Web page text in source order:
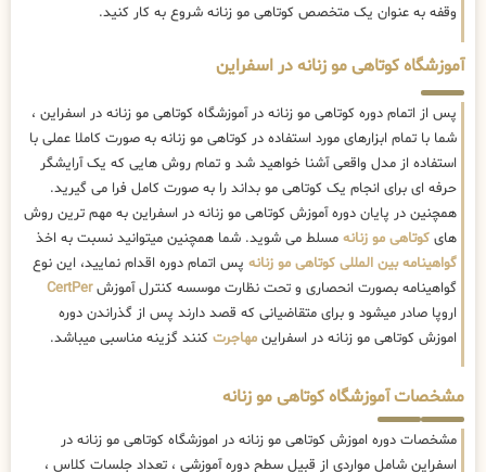
وقفه به عنوان یک متخصص کوتاهی مو زنانه شروع به کار کنید.
آموزشگاه کوتاهی مو زنانه در اسفراین
پس از اتمام دوره کوتاهی مو زنانه در آموزشگاه کوتاهی مو زنانه در اسفراین ،
شما با تمام ابزارهای مورد استفاده در کوتاهی مو زنانه به صورت کاملا عملی با
استفاده از مدل واقعی آشنا خواهید شد و تمام روش هایی که یک آرایشگر
حرفه ای برای انجام یک کوتاهی مو بداند را به صورت کامل فرا می گیرید.
همچنین در پایان دوره آموزش کوتاهی مو زنانه در اسفراین به مهم ترین روش
های کوتاهی مو زنانه مسلط می شوید. شما همچنین میتوانید نسبت به اخذ
گواهینامه بین المللی کوتاهی مو زنانه پس اتمام دوره اقدام نمایید، این نوع
گواهینامه بصورت انحصاری و تحت نظارت موسسه کنترل آموزشCertPer
اروپا صادر میشود و برای متقاضیانی که قصد دارند پس از گذراندن دوره
اموزش کوتاهی مو زنانه در اسفراین مهاجرت کنند گزینه مناسبی میباشد.
مشخصات آموزشگاه کوتاهی مو زنانه
مشخصات دوره اموزش کوتاهی مو زنانه در اموزشگاه کوتاهی مو زنانه در
اسفراین شامل مواردی از قبیل سطح دوره آموزشی ، تعداد جلسات کلاس ،